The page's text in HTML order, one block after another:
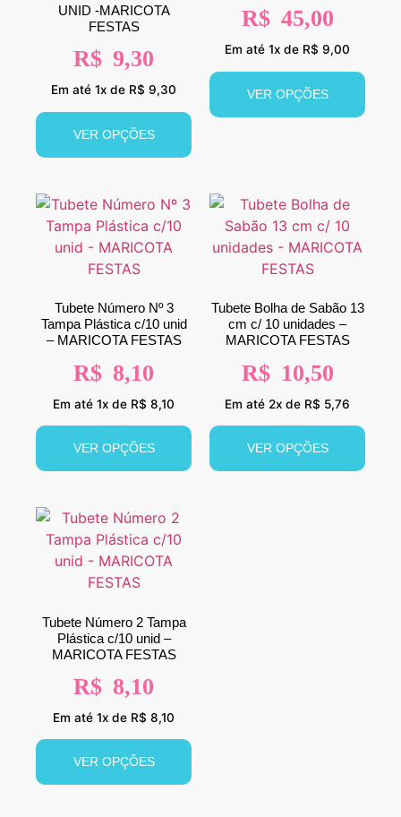
UNID -MARICOTA
FESTAS
R$ 9,30
Em até 1x de R$ 9,30
VER OPÇÕES
R$ 45,00
Em até 1x de R$ 9,00
VER OPÇÕES
Tubete Número Nº 3
Tampa Plástica c/10 unid
– MARICOTA FESTAS
R$ 8,10
Em até 1x de R$ 8,10
VER OPÇÕES
Tubete Bolha de Sabão 13
cm c/ 10 unidades –
MARICOTA FESTAS
R$ 10,50
Em até 2x de R$ 5,76
VER OPÇÕES
Tubete Número 2 Tampa
Plástica c/10 unid –
MARICOTA FESTAS
R$ 8,10
Em até 1x de R$ 8,10
VER OPÇÕES